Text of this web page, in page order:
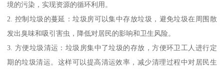
境的污染，实现资源的循环利用。
2. 控制垃圾的蔓延：垃圾房可以集中存放垃圾，避免垃圾在周围散
发出臭味和吸引害虫，降低对居民的影响和卫生风险。
3. 方便垃圾清运：垃圾房集中了垃圾的存放，方便环卫工人进行定
期的垃圾清运。这样可以提高清运效率，减少清理过程中对居民生